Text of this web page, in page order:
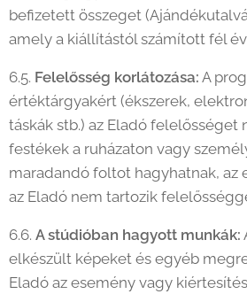
befizetett összeget
amely a kiállítástól számított fél
6.5. Felelősség korlátozása: A
értéktárgyakért (ékszerek,
táskák stb.) az Eladó felelősséget
festékek a ruházaton vagy
maradandó foltot hagyhatnak, az
az Eladó nem tartozik
6.6. A stúdióban hagyott munkák:
elkészült képeket és egyéb
Eladó az esemény vagy